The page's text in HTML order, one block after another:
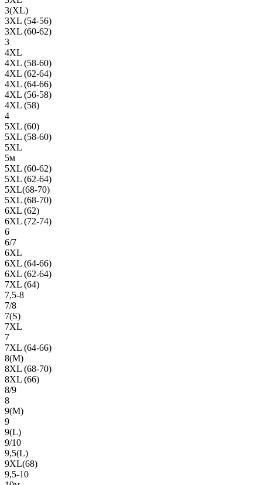
3(XL)
3XL (54-56)
3XL (60-62)
3
4XL
4XL (58-60)
4XL (62-64)
4XL (64-66)
4XL (56-58)
4XL (58)
4
5XL (60)
5XL (58-60)
5XL
5м
5XL (60-62)
5XL (62-64)
5XL(68-70)
5XL (68-70)
6XL (62)
6XL (72-74)
6
6/7
6XL
6XL (64-66)
6XL (62-64)
7XL (64)
7,5-8
7/8
7(S)
7XL
7
7XL (64-66)
8(М)
8XL (68-70)
8XL (66)
8/9
8
9(М)
9
9(L)
9/10
9,5(L)
9XL(68)
9,5-10